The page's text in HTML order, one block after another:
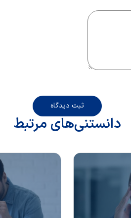
ثبت دیدگاه
دانستنی‌های مرتبط